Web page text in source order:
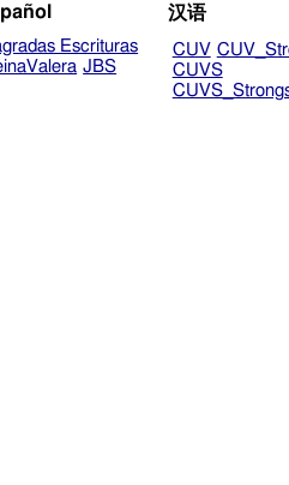
Escrituras
JBS
汉语
CUV
CUVS